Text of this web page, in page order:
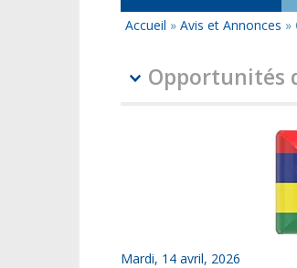
Vous
Accueil » Avis et Annonces »
Opportunités
Mardi, 14 avril, 2026